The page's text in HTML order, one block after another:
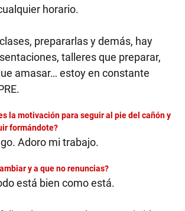
horario.
prepararlas y demás, hay
talleres que preparar,
amasar… estoy en constante
la motivación para seguir al pie del cañón y
formándote?
Adoro mi trabajo.
y a que no renuncias?
está bien como está.